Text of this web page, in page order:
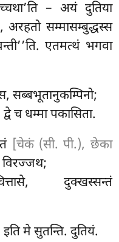
– अयं दुतिया
सम्मासम्बुद्धस्स
एतमत्थं भगवा
सब्बभूतानुकम्पिनो;
च धम्मा पकासिता.
[चेकं (सी. पी.), छेका
विरज्जथ;
दुक्खस्सन्तं
मे सुतन्ति. दुतियं.